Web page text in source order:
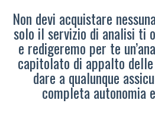
Non devi acquistare
solo il servizio di analisi ti
e redigeremo per te
capitolato di appalto
dare a qualunque
completa autonomia